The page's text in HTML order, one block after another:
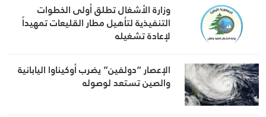
وزارة الأشغال تطلق أولى الخطوات
التنفيذية لتأهيل مطار القليعات تمهيداً
لإعادة تشغيله
الإعصار “دولفين” يضرب أوكيناوا اليابانية
والصين تستعد لوصوله